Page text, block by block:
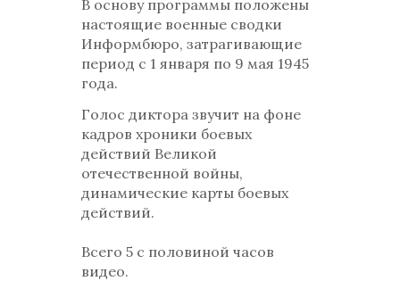
В основу программы положены
настоящие военные сводки
Информбюро, затрагивающие
период с 1 января по 9 мая 1945
года.
Голос диктора звучит на фоне
кадров хроники боевых
действий Великой
отечественной войны,
динамические карты боевых
действий.
Всего 5 с половиной часов
видео.